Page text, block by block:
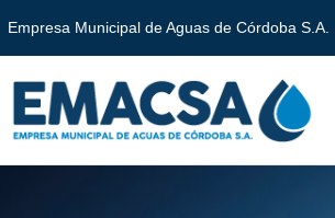
Empresa Municipal de Aguas de Córdoba S.A.